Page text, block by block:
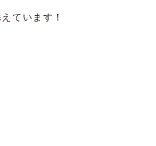
ています！